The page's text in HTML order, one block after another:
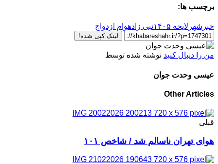
برچسب ها:
خبرشهر لایحه ۱۴۰۵ نبی زادهوام ازدواج
لینک کپی شده!
من را دنبال کنید نوشته شده توسط
عیسی وحدت جوان
Other Articles
قبلی
هوای تهران ناسالم شد / شاخص ۱۰۱